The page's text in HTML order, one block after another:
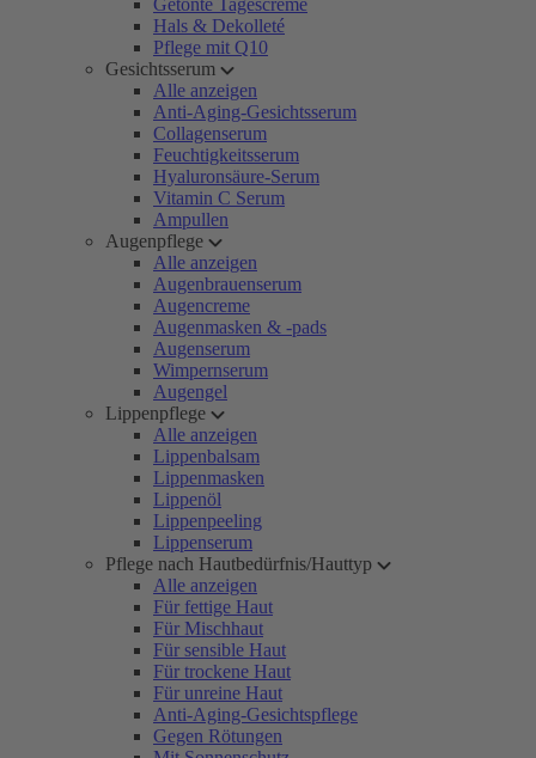
Getönte Tagescreme
Hals & Dekolleté
Pflege mit Q10
Gesichtsserum
Alle anzeigen
Anti-Aging-Gesichtsserum
Collagenserum
Feuchtigkeitsserum
Hyaluronsäure-Serum
Vitamin C Serum
Ampullen
Augenpflege
Alle anzeigen
Augenbrauenserum
Augencreme
Augenmasken & -pads
Augenserum
Wimpernserum
Augengel
Lippenpflege
Alle anzeigen
Lippenbalsam
Lippenmasken
Lippenöl
Lippenpeeling
Lippenserum
Pflege nach Hautbedürfnis/Hauttyp
Alle anzeigen
Für fettige Haut
Für Mischhaut
Für sensible Haut
Für trockene Haut
Für unreine Haut
Anti-Aging-Gesichtspflege
Gegen Rötungen